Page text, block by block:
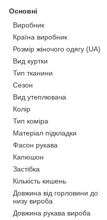
Основні
Виробник
Країна виробник
Розмір жіночого одягу (UA)
Вид куртки
Тип тканини
Сезон
Вид утеплювача
Колір
Тип коміра
Матеріал підкладки
Фасон рукава
Капюшон
Застібка
Кількість кишень
Довжина від горловини до
низу вироба
Довжина рукава вироба